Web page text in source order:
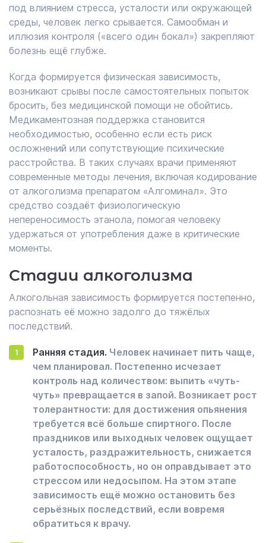
под влиянием стресса, усталости или окружающей
среды, человек легко срывается. Самообман и
иллюзия контроля («всего один бокал») закрепляют
болезнь ещё глубже.
Когда формируется физическая зависимость,
возникают срывы после самостоятельных попыток
бросить, без медицинской помощи не обойтись.
Медикаментозная поддержка становится
необходимостью, особенно если есть риск
осложнений или сопутствующие психические
расстройства. В таких случаях врачи применяют
современные методы лечения, включая кодирование
от алкоголизма препаратом «Алгоминал». Это
средство создаёт физиологическую
непереносимость этанола, помогая человеку
удержаться от употребления даже в критические
моменты.
Стадии алкоголизма
Алкогольная зависимость формируется постепенно,
распознать её можно задолго до тяжёлых
последствий.
Ранняя стадия. Человек начинает пить чаще,
чем планировал. Постепенно исчезает
контроль над количеством: выпить «чуть-
чуть» превращается в запой. Возникает рост
толерантности: для достижения опьянения
требуется всё больше спиртного. После
праздников или выходных человек ощущает
усталость, раздражительность, снижается
работоспособность, но он оправдывает это
стрессом или недосыпом. На этом этапе
зависимость ещё можно остановить без
серьёзных последствий, если вовремя
обратиться к врачу.